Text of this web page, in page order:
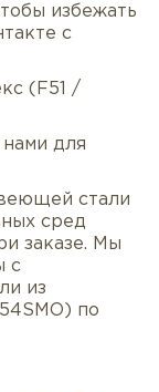
избежать
с
(F51 /
для
стали
сред
заказе. Мы
с
из
по